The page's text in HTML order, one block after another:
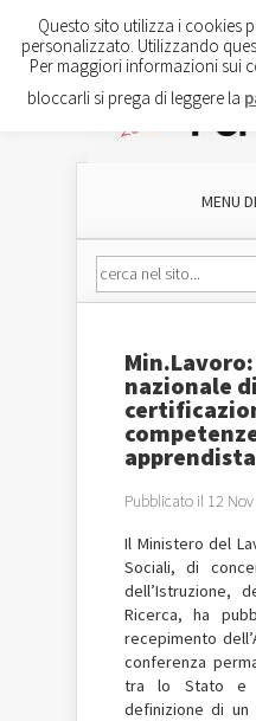
MENU
nazionale di
Pubblicato il 12
Il Ministero del
Sociali, di
dell’Istruzione,
Ricerca, ha
recepimento
conferenza
tra lo Stato e
definizione di un
Questo sito utilizza i cookies
personalizzato. Utilizzando
Per maggiori informazioni sui
bloccarli si prega di leggere la